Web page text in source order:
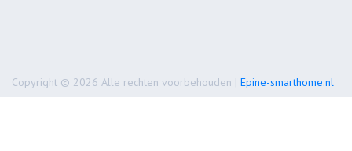
Copyright © 2026 Alle rechten voorbehouden | Epine-smarthome.nl